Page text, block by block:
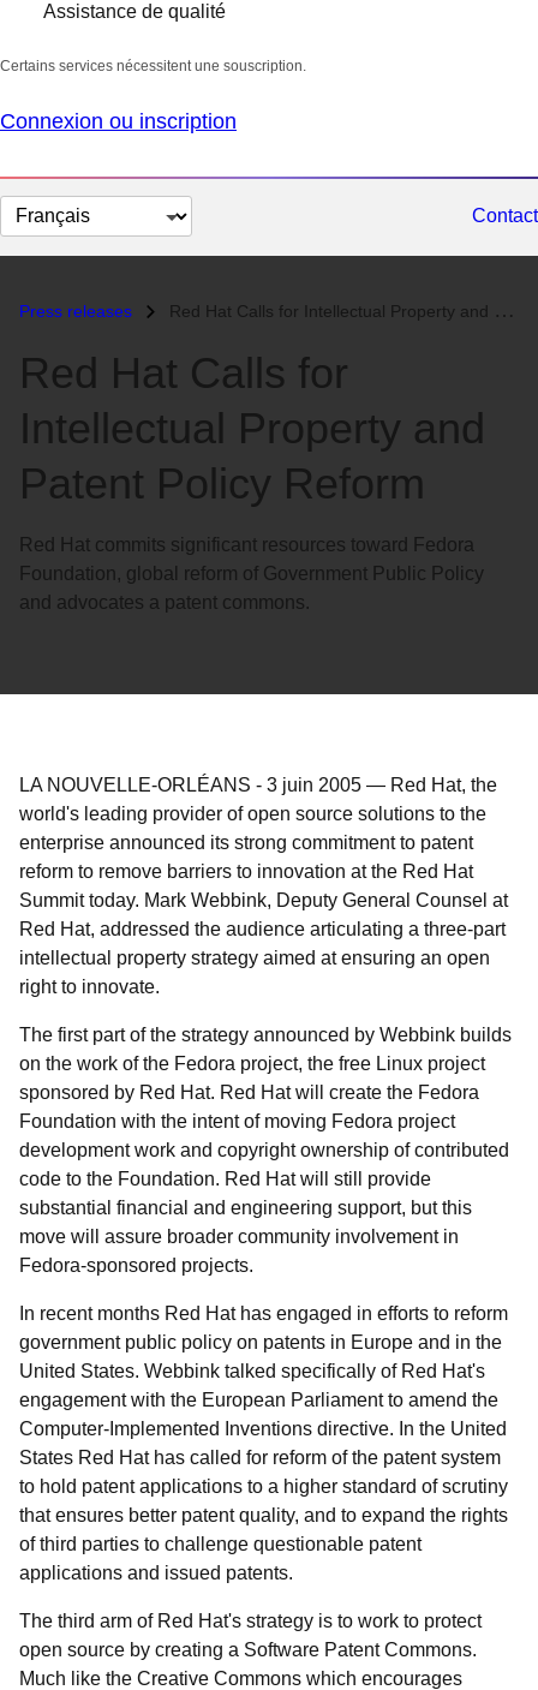
Assistance de qualité
Certains services nécessitent une souscription.
Connexion ou inscription
Changer
la
Contact
Press releases Red Hat Calls for Intellectual Property and Patent Policy Reform...
Red Hat Calls for
Intellectual Property and
Patent Policy Reform
Red Hat commits significant resources toward Fedora
Foundation, global reform of Government Public Policy
and advocates a patent commons.
LA NOUVELLE-ORLÉANS - 3 juin 2005 — Red Hat, the
world's leading provider of open source solutions to the
enterprise announced its strong commitment to patent
reform to remove barriers to innovation at the Red Hat
Summit today. Mark Webbink, Deputy General Counsel at
Red Hat, addressed the audience articulating a three-part
intellectual property strategy aimed at ensuring an open
right to innovate.
The first part of the strategy announced by Webbink builds
on the work of the Fedora project, the free Linux project
sponsored by Red Hat. Red Hat will create the Fedora
Foundation with the intent of moving Fedora project
development work and copyright ownership of contributed
code to the Foundation. Red Hat will still provide
substantial financial and engineering support, but this
move will assure broader community involvement in
Fedora-sponsored projects.
In recent months Red Hat has engaged in efforts to reform
government public policy on patents in Europe and in the
United States. Webbink talked specifically of Red Hat's
engagement with the European Parliament to amend the
Computer-Implemented Inventions directive. In the United
States Red Hat has called for reform of the patent system
to hold patent applications to a higher standard of scrutiny
that ensures better patent quality, and to expand the rights
of third parties to challenge questionable patent
applications and issued patents.
The third arm of Red Hat's strategy is to work to protect
open source by creating a Software Patent Commons.
Much like the Creative Commons which encourages